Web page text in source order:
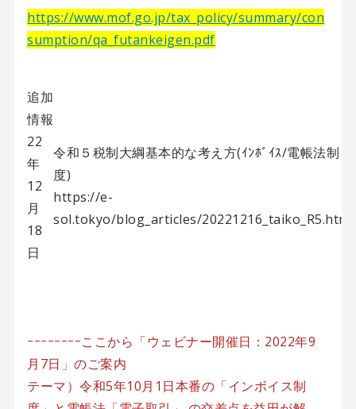
https://www.mof.go.jp/tax_policy/summary/con
sumption/qa_futankeigen.pdf
追加
情報
22
年
12
月
18
日
令和５税制大綱基本的な考え方(ｲﾝﾎﾞｲｽ/電帳法制
度)
https://e-
sol.tokyo/blog_articles/20221216_taiko_R5.html
ｰｰｰｰｰｰｰｰここから「ウェビナー開催日：2022年9
月7日」のご案内
テーマ）令和5年10月1日本番の「インボイス制